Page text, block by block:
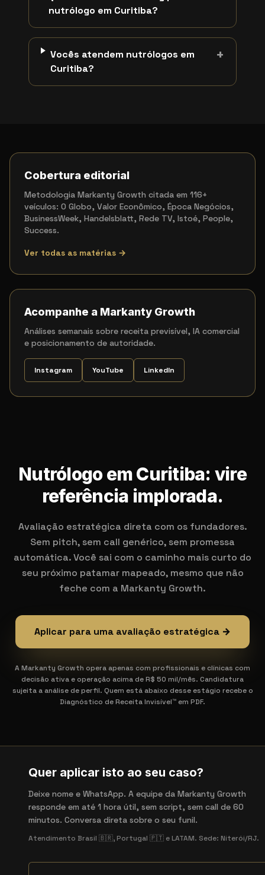
nutrólogo em Curitiba?
Vocês atendem nutrólogos em
Curitiba?
+
Cobertura editorial
Metodologia Markanty Growth citada em 116+
veículos: O Globo, Valor Econômico, Época Negócios,
BusinessWeek, Handelsblatt, Rede TV, Istoé, People,
Success.
Ver todas as matérias →
Acompanhe a Markanty Growth
Análises semanais sobre receita previsível, IA comercial
e posicionamento de autoridade.
Instagram YouTube LinkedIn
Nutrólogo em Curitiba: vire
referência implorada.
Avaliação estratégica direta com os fundadores.
Sem pitch, sem call genérico, sem promessa
automática. Você sai com o caminho mais curto do
seu próximo patamar mapeado, mesmo que não
feche com a Markanty Growth.
Aplicar para uma avaliação estratégica →
A Markanty Growth opera apenas com profissionais e clínicas com
decisão ativa e operação acima de R$ 50 mil/mês. Candidatura
sujeita a análise de perfil. Quem está abaixo desse estágio recebe o
Diagnóstico de Receita Invisível™ em PDF.
Quer aplicar isto ao seu caso?
Deixe nome e WhatsApp. A equipe da Markanty Growth
responde em até 1 hora útil, sem script, sem call de 60
minutos. Conversa direta sobre o seu funil.
Atendimento Brasil 🇧🇷, Portugal 🇵🇹 e LATAM. Sede: Niterói/RJ.